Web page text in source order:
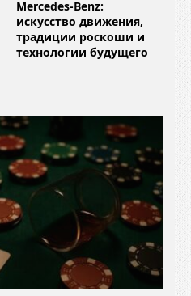
Mercedes-Benz:
искусство движения,
традиции роскоши и
технологии будущего